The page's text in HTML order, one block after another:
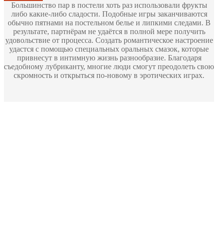
Большинство пар в постели хоть раз использовали фрукты
либо какие-либо сладости. Подобные игры заканчиваются
обычно пятнами на постельном белье и липкими следами. В
результате, партнёрам не удаётся в полной мере получить
удовольствие от процесса. Создать романтическое настроение
удастся с помощью специальных оральных смазок, которые
привнесут в интимную жизнь разнообразие. Благодаря
съедобному лубриканту, многие люди смогут преодолеть свою
скромность и открыться по-новому в эротических играх.